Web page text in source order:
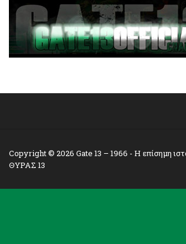
Copyright © 2026 Gate 13 – 1966 - Η επίσημη
ΘΥΡΑΣ 13